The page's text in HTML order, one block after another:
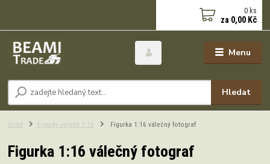
Menu
Hledat
0 ks
za 0,00 Kč
Úvod Figurky vojáků 1:16 Figurka 1:16 válečný fotograf
Figurka 1:16 válečný fotograf